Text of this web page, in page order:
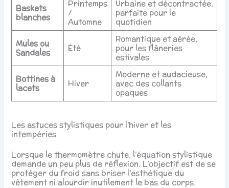
Baskets
blanches
Printemps
/
Automne
Urbaine et décontractée,
parfaite pour le
quotidien
Mules ou
Sandales
Été
Romantique et aérée,
pour les flâneries
estivales
Bottines à
lacets
Hiver
Moderne et audacieuse,
avec des collants
opaques
Les astuces stylistiques pour l’hiver et les
intempéries
Lorsque le thermomètre chute, l’équation stylistique
demande un peu plus de réflexion. L’objectif est de se
protéger du froid sans briser l’esthétique du
vêtement ni alourdir inutilement le bas du corps.